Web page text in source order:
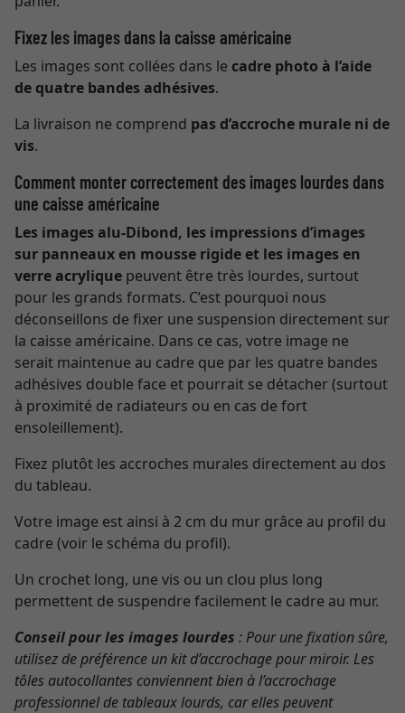
Fixez les images dans la caisse américaine
Les images sont collées dans le cadre photo à l’aide
de quatre bandes adhésives.
La livraison ne comprend pas d’accroche murale ni de
vis.
Comment monter correctement des images lourdes dans
une caisse américaine
Les images alu-Dibond, les impressions d’images
sur panneaux en mousse rigide et les images en
verre acrylique peuvent être très lourdes, surtout
pour les grands formats. C’est pourquoi nous
déconseillons de fixer une suspension directement sur
la caisse américaine. Dans ce cas, votre image ne
serait maintenue au cadre que par les quatre bandes
adhésives double face et pourrait se détacher (surtout
à proximité de radiateurs ou en cas de fort
ensoleillement).
Fixez plutôt les accroches murales directement au dos
du tableau.
Votre image est ainsi à 2 cm du mur grâce au profil du
cadre (voir le schéma du profil).
Un crochet long, une vis ou un clou plus long
permettent de suspendre facilement le cadre au mur.
Conseil pour les images lourdes : Pour une fixation sûre,
utilisez de préférence un kit d’accrochage pour miroir. Les
tôles autocollantes conviennent bien à l’accrochage
professionnel de tableaux lourds, car elles peuvent